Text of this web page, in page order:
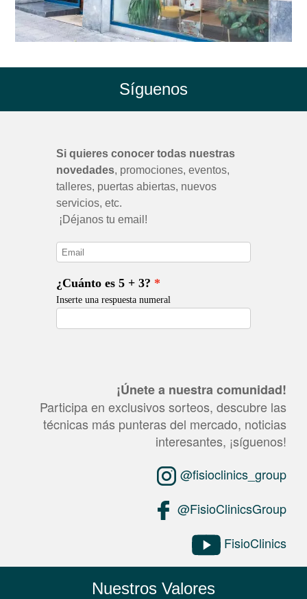
Síguenos
¡Únete a nuestra comunidad!
Participa en exclusivos sorteos, descubre las
técnicas más punteras del mercado, noticias
interesantes, ¡síguenos!
@fisioclinics_group
@FisioClinicsGroup
FisioClinics
Nuestros Valores